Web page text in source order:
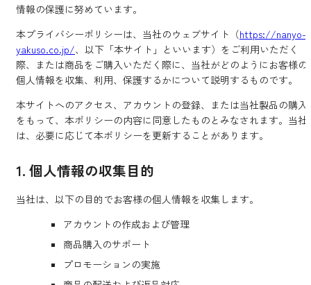
情報の保護に努めています。
本プライバシーポリシーは、当社のウェブサイト（https://nanyo-
yakuso.co.jp/、以下「本サイト」といいます）をご利用いただく
際、または商品をご購入いただく際に、当社がどのようにお客様の
個人情報を収集、利用、保護するかについて説明するものです。
本サイトへのアクセス、アカウントの登録、または当社製品の購入
をもって、本ポリシーの内容に同意したものとみなされます。当社
は、必要に応じて本ポリシーを更新することがあります。
1. 個人情報の収集目的
当社は、以下の目的でお客様の個人情報を収集します。
アカウントの作成および管理
商品購入のサポート
プロモーションの実施